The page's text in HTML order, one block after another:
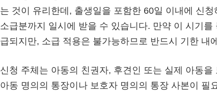
는 것이 유리한데, 출생일을 포함한 60일 이내에 신
소급분까지 일시에 받을 수 있습니다. 만약 이 시기
급되지만, 소급 적용은 불가능하므로 반드시 기한 내
신청 주체는 아동의 친권자, 후견인 또는 실제 아동
아동 명의의 통장이나 보호자 명의의 통장 사본이 필